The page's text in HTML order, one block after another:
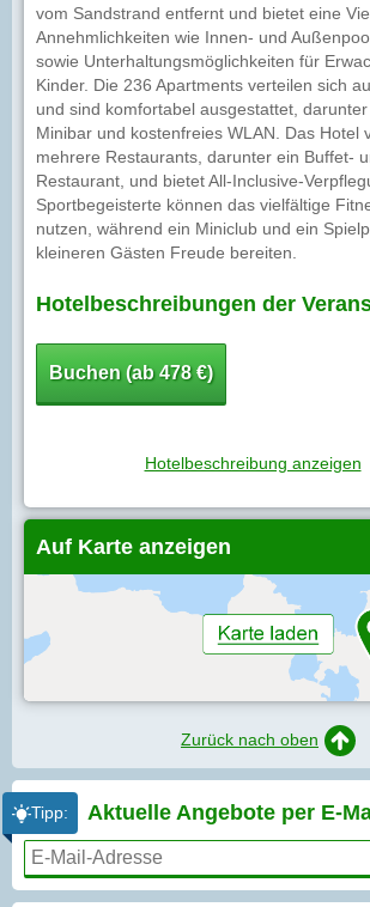
vom Sandstrand entfernt und bietet eine
Annehmlichkeiten wie Innen- und
sowie Unterhaltungsmöglichkeiten für
Kinder. Die 236 Apartments verteilen sich
und sind komfortabel ausgestattet, darunter
Minibar und kostenfreies WLAN. Das Hotel
mehrere Restaurants, darunter ein Buffet-
Restaurant, und bietet All-Inclusive-
Sportbegeisterte können das vielfältige
nutzen, während ein Miniclub und ein
kleineren Gästen Freude bereiten.
Hotelbeschreibungen der
Buchen (ab 478 €)
Hotelbeschreibung anzeigen
Auf Karte anzeigen
Zurück nach oben
Tipp: Aktuelle Angebote per E-